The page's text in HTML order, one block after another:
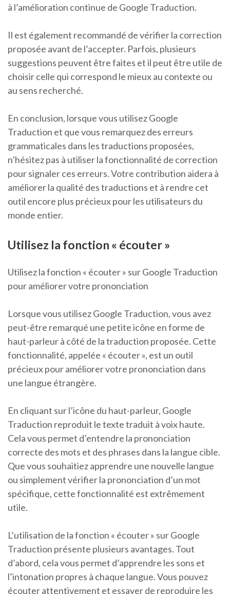
à l’amélioration continue de Google Traduction.
Il est également recommandé de vérifier la correction
proposée avant de l’accepter. Parfois, plusieurs
suggestions peuvent être faites et il peut être utile de
choisir celle qui correspond le mieux au contexte ou
au sens recherché.
En conclusion, lorsque vous utilisez Google
Traduction et que vous remarquez des erreurs
grammaticales dans les traductions proposées,
n’hésitez pas à utiliser la fonctionnalité de correction
pour signaler ces erreurs. Votre contribution aidera à
améliorer la qualité des traductions et à rendre cet
outil encore plus précieux pour les utilisateurs du
monde entier.
Utilisez la fonction « écouter »
Utilisez la fonction « écouter » sur Google Traduction
pour améliorer votre prononciation
Lorsque vous utilisez Google Traduction, vous avez
peut-être remarqué une petite icône en forme de
haut-parleur à côté de la traduction proposée. Cette
fonctionnalité, appelée « écouter », est un outil
précieux pour améliorer votre prononciation dans
une langue étrangère.
En cliquant sur l’icône du haut-parleur, Google
Traduction reproduit le texte traduit à voix haute.
Cela vous permet d’entendre la prononciation
correcte des mots et des phrases dans la langue cible.
Que vous souhaitiez apprendre une nouvelle langue
ou simplement vérifier la prononciation d’un mot
spécifique, cette fonctionnalité est extrêmement
utile.
L’utilisation de la fonction « écouter » sur Google
Traduction présente plusieurs avantages. Tout
d’abord, cela vous permet d’apprendre les sons et
l’intonation propres à chaque langue. Vous pouvez
écouter attentivement et essayer de reproduire les